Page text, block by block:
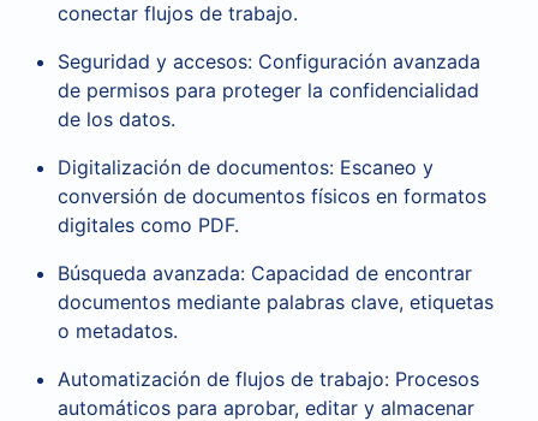
conectar flujos de trabajo.
Seguridad y accesos: Configuración avanzada
de permisos para proteger la confidencialidad
de los datos.
Digitalización de documentos: Escaneo y
conversión de documentos físicos en formatos
digitales como PDF.
Búsqueda avanzada: Capacidad de encontrar
documentos mediante palabras clave, etiquetas
o metadatos.
Automatización de flujos de trabajo: Procesos
automáticos para aprobar, editar y almacenar